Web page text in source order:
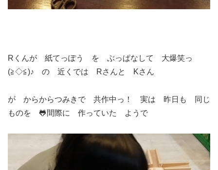
Rくんが 紙てっぽう を ぶっぱなして 大爆笑っ
(≧◇≦)♪ の 近くでは Rさんと Kさん
が からからつみきで 共作中っ！ 実は 昨日も 同じ
ものを 🐸間際に 作っていた ようで